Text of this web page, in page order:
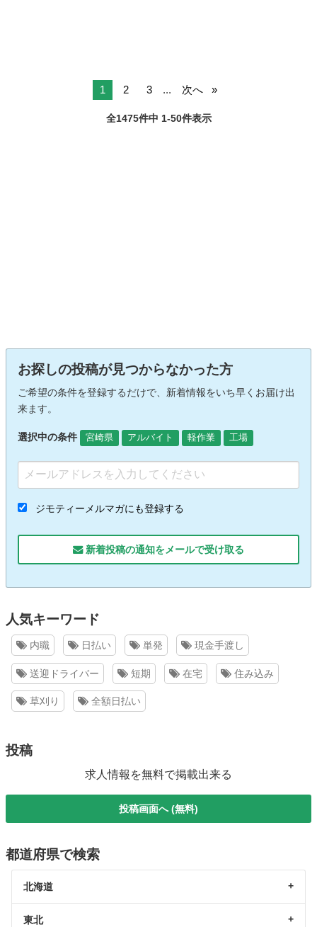
1 2 3 ... 次へ
全1475件中 1-50件表示
お探しの投稿が見つからなかった方
ご希望の条件を登録するだけで、新着情報をいち早くお届け出
来ます。
選択中の条件 宮崎県 アルバイト 軽作業 工場
ジモティーメルマガにも登録する
新着投稿の通知をメールで受け取る
人気キーワード
内職 日払い 単発 現金手渡し
送迎ドライバー 短期 在宅 住み込み
草刈り 全額日払い
投稿
求人情報を無料で掲載出来る
投稿画面へ (無料)
都道府県で検索
北海道
東北